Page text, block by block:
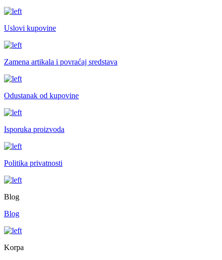
Uslovi kupovine
Zamena artikala i povraćaj sredstava
Odustanak od kupovine
Isporuka proizvoda
Politika privatnosti
Blog
Blog
Korpa